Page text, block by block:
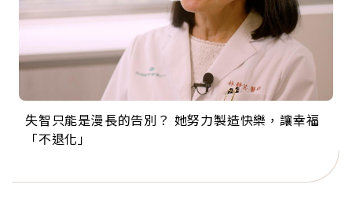
失智只能是漫長的告別？ 她努力製造快樂，讓幸福
「不退化」
來自剛果的巧克力神父 為台灣奉獻36年 「台灣是我
的家，我連作夢都講台語！」
63歲卸矽谷副總、搬回台灣找快樂！「蛋黃哥小
丑」走進安養院，逗樂上萬爺奶：退休後才開始真
104歲打破金氏世界紀錄 成為全球最年長羽球選
手，分享長壽的秘密原來是「這個」
事業巔峰他選擇追夢…黑手阿伯拉小提琴還登上小
巨蛋！連CNN都大讚！